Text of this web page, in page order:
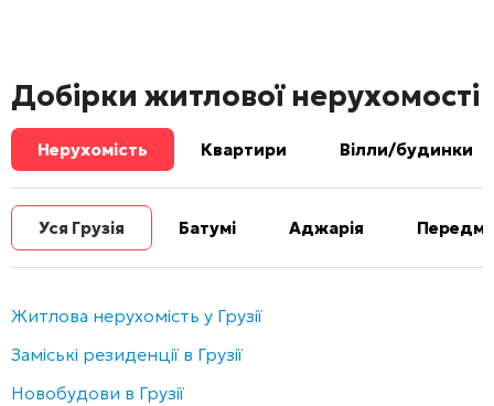
Добірки житлової нерухомості
Нерухомість Квартири Вілли/будинки
Уся Грузія Батумі Аджарія
Житлова нерухомість у Грузії
Заміські резиденції в Грузії
Новобудови в Грузії